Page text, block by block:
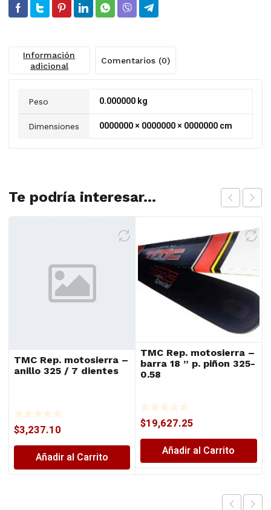
Información
adicional
Comentarios (0)
Peso 0.000000 kg
Dimensiones 0000000 × 0000000 × 0000000 cm
Te podría interesar...
TMC Rep. motosierra –
anillo 325 / 7 dientes
$3,237.10
Añadir al Carrito
TMC Rep. motosierra –
barra 18 ” p. piñon 325-
0.58
$19,627.25
Añadir al Carrito